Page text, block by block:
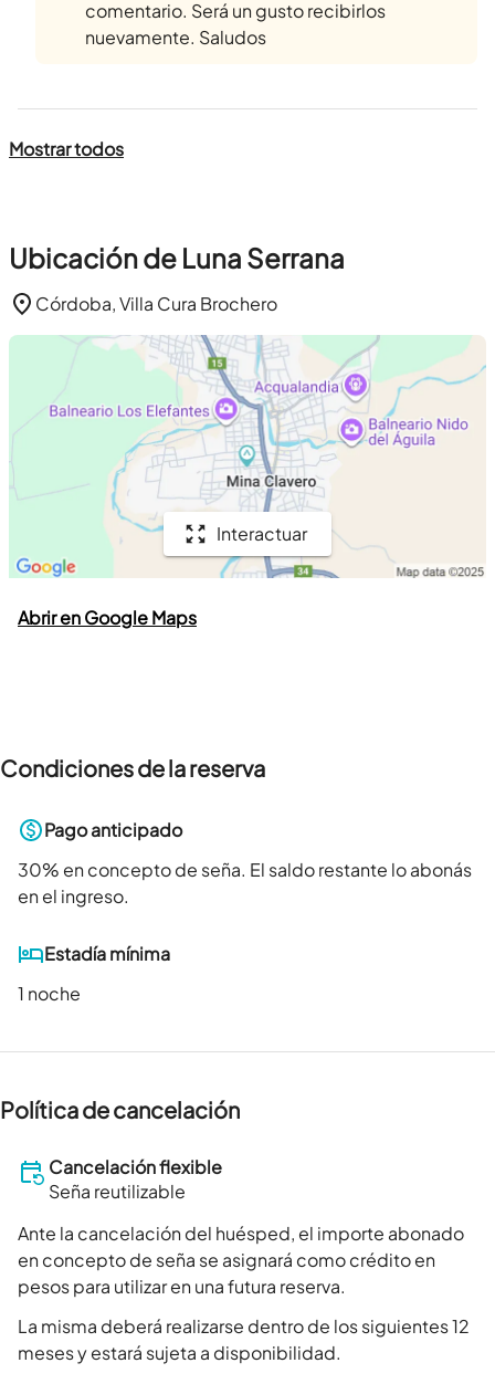
comentario. Será un gusto recibirlos
nuevamente. Saludos
Mostrar todos
Ubicación de Luna Serrana
Córdoba, Villa Cura Brochero
Interactuar
Abrir en Google Maps
Condiciones de la reserva
Pago anticipado
30% en concepto de seña. El saldo restante lo abonás
en el ingreso.
Estadía mínima
1 noche
Política de cancelación
Cancelación flexible
Seña reutilizable
Ante la cancelación del huésped, el importe abonado
en concepto de seña se asignará como crédito en
pesos para utilizar en una futura reserva.
La misma deberá realizarse dentro de los siguientes 12
meses y estará sujeta a disponibilidad.